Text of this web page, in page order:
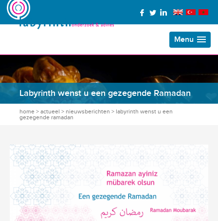
Menu
Labyrinth wenst u een gezegende Ramadan
home > actueel > nieuwsberichten > labyrinth wenst u een
gezegende ramadan